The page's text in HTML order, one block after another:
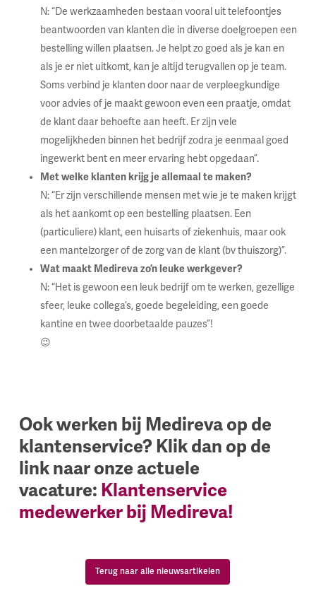
N: “De werkzaamheden bestaan vooral uit telefoontjes
beantwoorden van klanten die in diverse doelgroepen een
bestelling willen plaatsen. Je helpt zo goed als je kan en
als je er niet uitkomt, kan je altijd terugvallen op je team.
Soms verbind je klanten door naar de verpleegkundige
voor advies of je maakt gewoon even een praatje, omdat
de klant daar behoefte aan heeft. Er zijn vele
mogelijkheden binnen het bedrijf zodra je eenmaal goed
ingewerkt bent en meer ervaring hebt opgedaan”.
Met welke klanten krijg je allemaal te maken?
N: “Er zijn verschillende mensen met wie je te maken krijgt
als het aankomt op een bestelling plaatsen. Een
(particuliere) klant, een huisarts of ziekenhuis, maar ook
een mantelzorger of de zorg van de klant (bv thuiszorg)”.
Wat maakt Medireva zo’n leuke werkgever?
N: “Het is gewoon een leuk bedrijf om te werken, gezellige
sfeer, leuke collega’s, goede begeleiding, een goede
kantine en twee doorbetaalde pauzes”!
😉
Ook werken bij Medireva op de
klantenservice? Klik dan op de
link naar onze actuele
vacature: Klantenservice
medewerker bij Medireva!
Terug naar alle nieuwsartikelen